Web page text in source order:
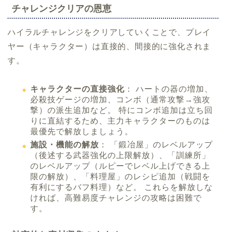
チャレンジクリアの恩恵
ハイラルチャレンジをクリアしていくことで、プレイ
ヤー（キャラクター）は直接的、間接的に強化されま
す。
キャラクターの直接強化 ： ハートの器の増加、
必殺技ゲージの増加、コンボ（通常攻撃→強攻
撃）の派生追加など。 特にコンボ追加は立ち回
りに直結するため、主力キャラクターのものは
最優先で解放しましょう。
施設・機能の解放 ： 「鍛冶屋」のレベルアップ
（後述する武器強化の上限解放）、「訓練所」
のレベルアップ（ルピーでレベル上げできる上
限の解放）、「料理屋」のレシピ追加（戦闘を
有利にするバフ料理）など。 これらを解放しな
ければ、高難易度チャレンジの攻略は困難で
す。